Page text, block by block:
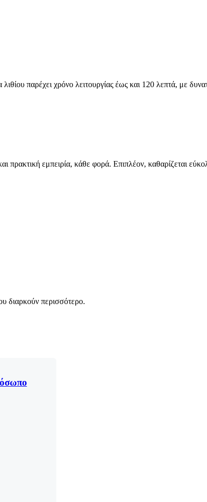
παρέχει χρόνο λειτουργίας έως και 120 λεπτά, με
πρακτική εμπειρία, κάθε φορά. Επιπλέον, καθαρίζεται
διαρκούν περισσότερο.